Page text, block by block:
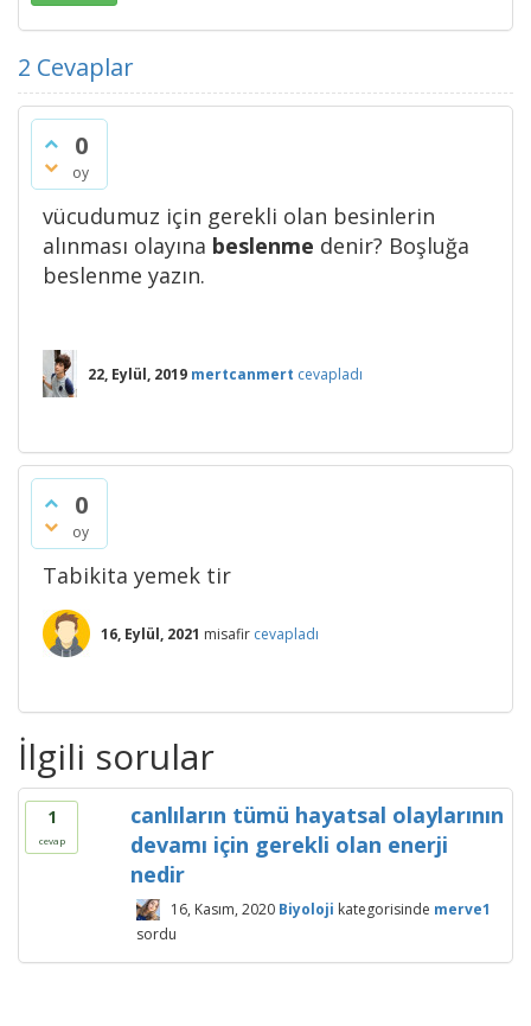
2 Cevaplar
0
oy
vücudumuz için gerekli olan besinlerin
alınması olayına beslenme denir? Boşluğa
beslenme yazın.
22, Eylül, 2019 mertcanmert cevapladı
0
oy
Tabikita yemek tir
16, Eylül, 2021 misafir cevapladı
İlgili sorular
1
cevap
canlıların tümü hayatsal olaylarının
devamı için gerekli olan enerji
nedir
16, Kasım, 2020 Biyoloji kategorisinde merve1
sordu